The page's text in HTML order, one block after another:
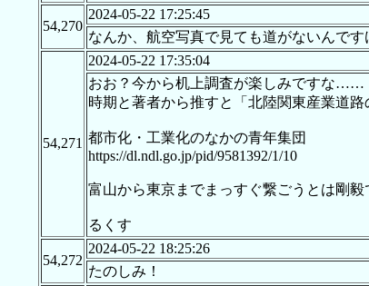
54,270
2024-05-22 17:25:45
なんか、航空写真で見ても道がないんで
54,271
2024-05-22 17:35:04
おお？今から机上調査が楽しみですな……
時期と著者から推すと「北陸関東産業道
都市化・工業化のなかの青年集団
https://dl.ndl.go.jp/pid/9581392/1/10
富山から東京までまっすぐ繋ごうとは剛
るくす
54,272
2024-05-22 18:25:26
たのしみ！